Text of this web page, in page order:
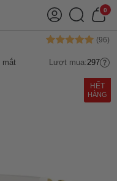
0
mắt Lượt mua:297
HẾT
HÀNG